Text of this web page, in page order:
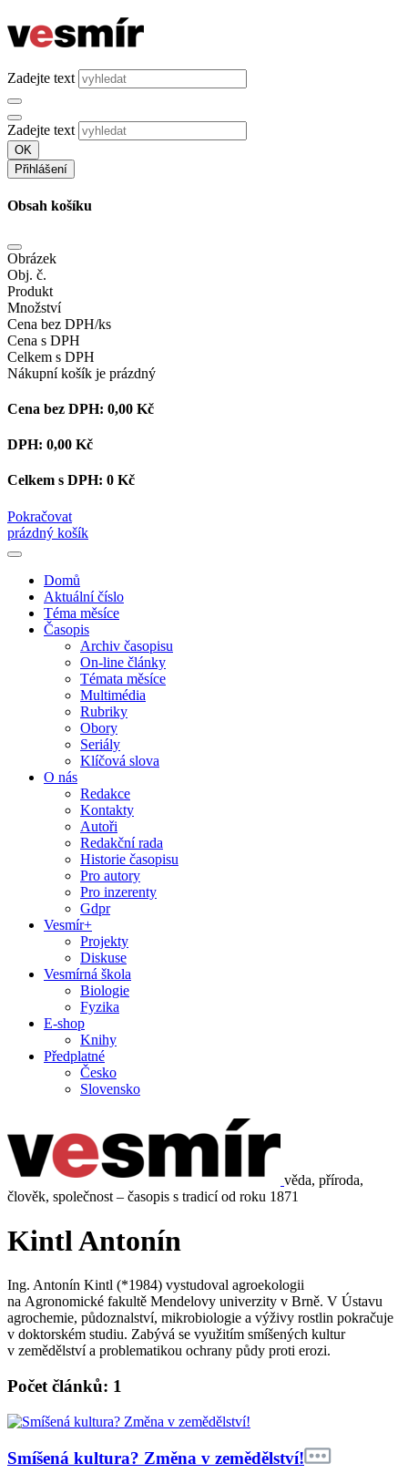
Zadejte text
Zadejte text
OK
Přihlášení
Obsah košíku
Obrázek
Obj. č.
Produkt
Množství
Cena bez DPH/ks
Cena s DPH
Celkem s DPH
Nákupní košík je prázdný
Cena bez DPH: 0,00 Kč
DPH: 0,00 Kč
Celkem s DPH: 0 Kč
Pokračovat
prázdný košík
Domů
Aktuální číslo
Téma měsíce
Časopis
Archiv časopisu
On-line články
Témata měsíce
Multimédia
Rubriky
Obory
Seriály
Klíčová slova
O nás
Redakce
Kontakty
Autoři
Redakční rada
Historie časopisu
Pro autory
Pro inzerenty
Gdpr
Vesmír+
Projekty
Diskuse
Vesmírná škola
Biologie
Fyzika
E-shop
Knihy
Předplatné
Česko
Slovensko
věda, příroda,
člověk, společnost – časopis s tradicí od roku 1871
Kintl Antonín
Ing. Antonín Kintl (*1984) vystudoval agroekologii
na Agronomické fakultě Mendelovy univerzity v Brně. V Ústavu
agrochemie, půdoznalství, mikrobiologie a výživy rostlin pokračuje
v doktorském studiu. Zabývá se využitím smíšených kultur
v zemědělství a problematikou ochrany půdy proti erozi.
Počet článků: 1
Smíšená kultura? Změna v zemědělství!